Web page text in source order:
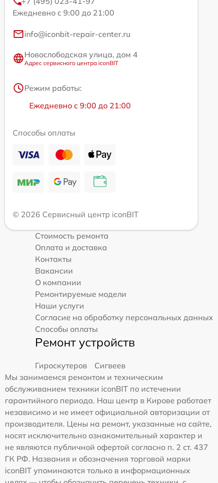
Ежедневно с 9:00 до 21:00
info@iconbit-repair-center.ru
Новослободская улица, дом 4
Адрес сервисного центра iconBIT
Режим работы:
Ежедневно с 9:00 до 21:00
Способы оплаты
© 2026 Сервисный центр iconBIT
Стоимость ремонта
Оплата и доставка
Контакты
Вакансии
О компании
Ремонтируемые модели
Наши услуги
Согласие на обработку персональных данных
Способы оплаты
Ремонт устройств
Гироскутеров
Сигвеев
Мы занимаемся ремонтом и техническим
обслуживанием техники iconBIT по истечении
гарантийного периода. Наш центр в Кирове работает
независимо и не имеет официальной авторизации от
производителя. Цены на ремонт, указанные на сайте,
носят исключительно ознакомительный характер и
не являются публичной офертой согласно п. 2 ст. 437
ГК РФ. Названия и обозначения торговой марки
iconBIT упоминаются только в информационных